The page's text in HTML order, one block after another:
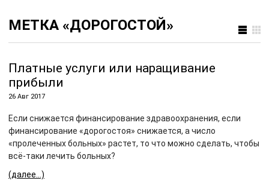
МЕТКА «ДОРОГОСТОЙ»
Платные услуги или наращивание
прибыли
26 Авг 2017
Если снижается финансирование здравоохранения, если
финансирование «дорогостоя» снижается, а число
«пролеченных больных» растет, то что можно сделать, чтобы
всё-таки лечить больных?
(далее…)